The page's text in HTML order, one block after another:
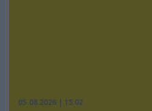
05.08.2026 | 15:02